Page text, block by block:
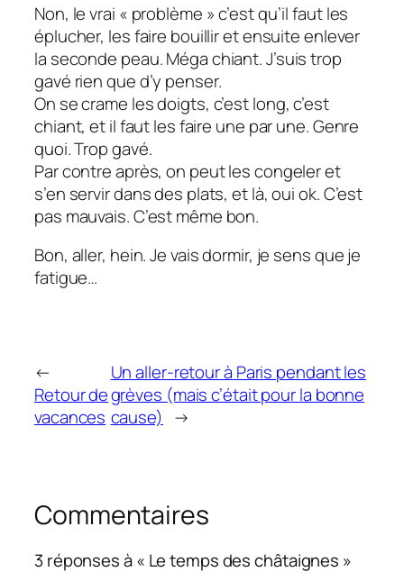
Non, le vrai « problème » c’est qu’il faut les
éplucher, les faire bouillir et ensuite enlever
la seconde peau. Méga chiant. J’suis trop
gavé rien que d’y penser.
On se crame les doigts, c’est long, c’est
chiant, et il faut les faire une par une. Genre
quoi. Trop gavé.
Par contre après, on peut les congeler et
s’en servir dans des plats, et là, oui ok. C’est
pas mauvais. C’est même bon.
Bon, aller, hein. Je vais dormir, je sens que je
fatigue…
←
Retour de
vacances
Un aller-retour à Paris pendant les
grèves (mais c’était pour la bonne
cause) →
Commentaires
3 réponses à « Le temps des châtaignes »